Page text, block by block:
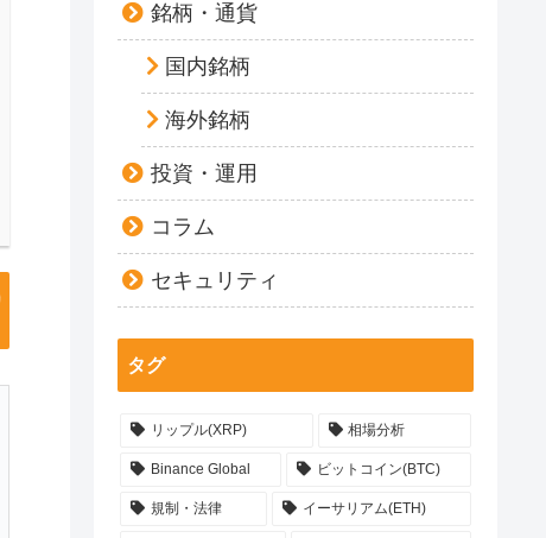
銘柄・通貨
国内銘柄
海外銘柄
投資・運用
コラム
セキュリティ
タグ
リップル(XRP) 相場分析
Binance Global ビットコイン(BTC)
規制・法律 イーサリアム(ETH)